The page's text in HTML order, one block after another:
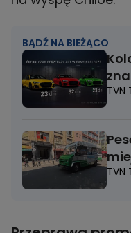
BĄDŹ NA BIEŻĄCO
TVN
TVN